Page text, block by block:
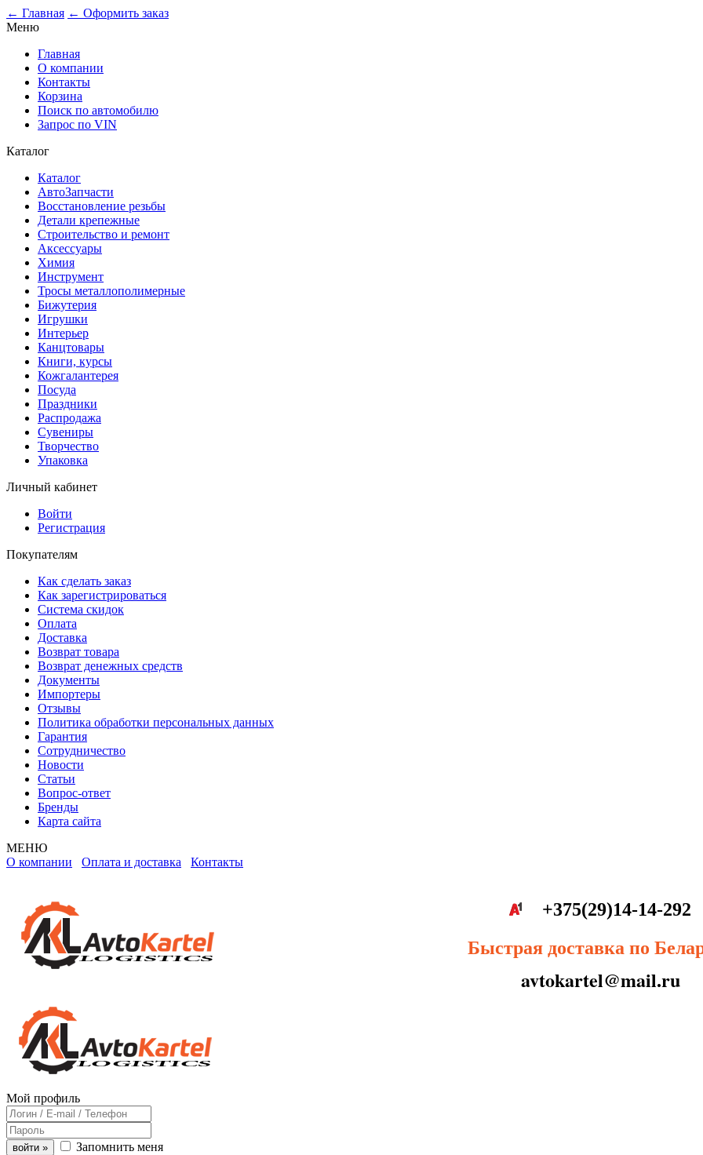
← Главная ← Оформить заказ
Меню
Главная
О компании
Контакты
Корзина
Поиск по автомобилю
Запрос по VIN
Каталог
Каталог
АвтоЗапчасти
Восстановление резьбы
Детали крепежные
Строительство и ремонт
Аксессуары
Химия
Инструмент
Тросы металлополимерные
Бижутерия
Игрушки
Интерьер
Канцтовары
Книги, курсы
Кожгалантерея
Посуда
Праздники
Распродажа
Сувениры
Творчество
Упаковка
Личный кабинет
Войти
Регистрация
Покупателям
Как сделать заказ
Как зарегистрироваться
Система скидок
Оплата
Доставка
Возврат товара
Возврат денежных средств
Документы
Импортеры
Отзывы
Политика обработки персональных данных
Гарантия
Сотрудничество
Новости
Статьи
Вопрос-ответ
Бренды
Карта сайта
МЕНЮ
О компании
Оплата и доставка Контакты
+375(29)14-14-292
Быстрая доставка по
avtokartel@mail.ru
Мой профиль
войти »
Запомнить меня